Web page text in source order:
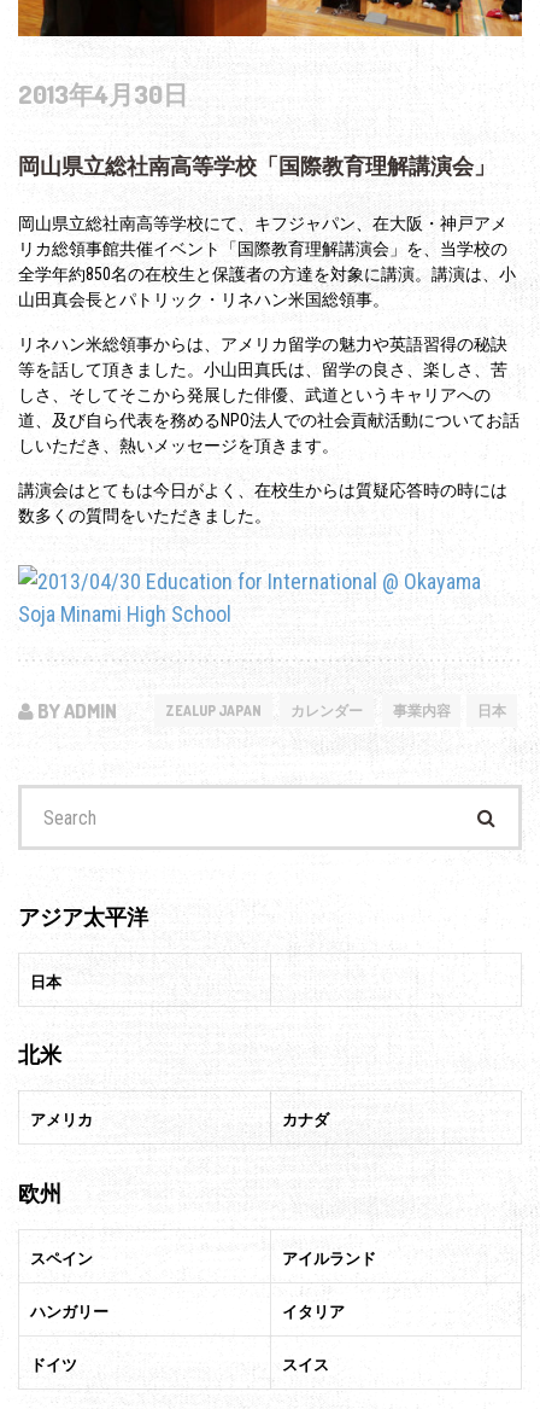
2013年4月30日
岡山県立総社南高等学校「国際教育理解講演会」
岡山県立総社南高等学校にて、キフジャパン、在大阪・神戸アメ
リカ総領事館共催イベント「国際教育理解講演会」を、当学校の
全学年約850名の在校生と保護者の方達を対象に講演。講演は、小
山田真会長とパトリック・リネハン米国総領事。
リネハン米総領事からは、アメリカ留学の魅力や英語習得の秘訣
等を話して頂きました。小山田真氏は、留学の良さ、楽しさ、苦
しさ、そしてそこから発展した俳優、武道というキャリアへの
道、及び自ら代表を務めるNPO法人での社会貢献活動についてお話
しいただき、熱いメッセージを頂きます。
講演会はとてもは今日がよく、在校生からは質疑応答時の時には
数多くの質問をいただきました。
BY ADMIN ZEALUP JAPAN カレンダー 事業内容 日本
for:
アジア太平洋
日本
北米
アメリカ カナダ
欧州
スペイン アイルランド
ハンガリー イタリア
ドイツ スイス